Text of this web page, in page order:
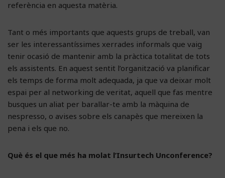
referència en aquesta matèria.
Tant o més importants que aquests grups de treball, van
ser les interessantíssimes xerrades informals que vaig
tenir ocasió de mantenir amb la pràctica totalitat de tots
els assistents. En aquest sentit l’organització va planificar
els temps de forma molt adequada, ja que va deixar molt
espai per al networking de veritat, aquell que fas mentre
busques un aliat per barallar-te amb la màquina de
nespresso, o avises sobre els canapès que mereixen la
pena i els que no.
Què és el que més ha molat l’Insurtech Unconference?